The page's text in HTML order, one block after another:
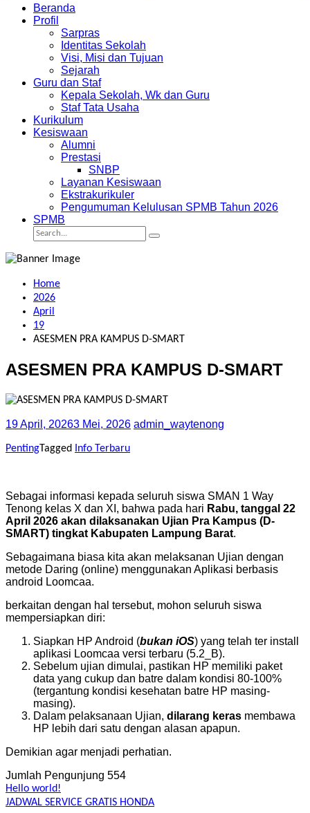
Beranda
Profil
Sarpras
Identitas Sekolah
Visi, Misi dan Tujuan
Sejarah
Guru dan Staf
Kepala Sekolah, Wk dan Guru
Staf Tata Usaha
Kurikulum
Kesiswaan
Alumni
Prestasi
SNBP
Layanan Kesiswaan
Ekstrakurikuler
Pengumuman Kelulusan SPMB Tahun 2026
SPMB
Search
for:
Search
Home
2026
April
19
ASESMEN PRA KAMPUS D-SMART
ASESMEN PRA KAMPUS D-SMART
19 April, 20263 Mei, 2026 admin_waytenong
Categories
PentingTagged Info Terbaru
Sebagai informasi kepada seluruh siswa SMAN 1 Way
Tenong kelas X dan XI, bahwa pada hari Rabu, tanggal 22
April 2026 akan dilaksanakan Ujian Pra Kampus (D-
SMART) tingkat Kabupaten Lampung Barat.
Sebagaimana biasa kita akan melaksanan Ujian dengan
metode Daring (online) menggunakan Aplikasi berbasis
android Loomcaa.
berkaitan dengan hal tersebut, mohon seluruh siswa
mempersiapkan diri:
Siapkan HP Android (bukan iOS) yang telah ter install
aplikasi Loomcaa versi terbaru (5.2_B).
Sebelum ujian dimulai, pastikan HP memiliki paket
data yang cukup dan batre dalam kondisi 80-100%
(tergantung kondisi kesehatan batre HP masing-
masing).
Dalam pelaksanaan Ujian, dilarang keras membawa
HP lebih dari satu dengan alasan apapun.
Demikian agar menjadi perhatian.
Jumlah Pengunjung 554
Navigasi
Hello world!
JADWAL SERVICE GRATIS HONDA